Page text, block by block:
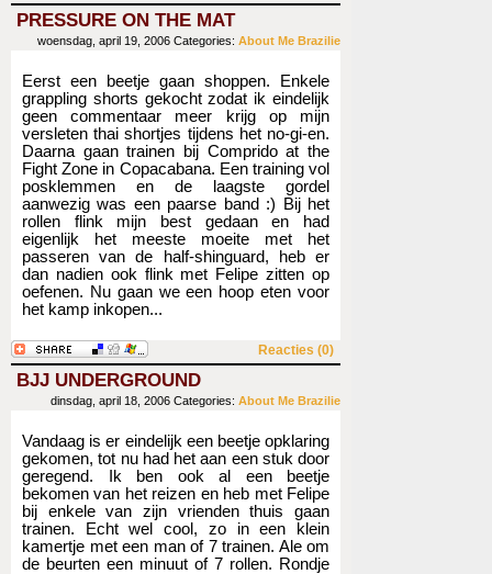
PRESSURE ON THE MAT
woensdag, april 19, 2006 Categories: About Me Brazilie
Eerst een beetje gaan shoppen. Enkele
grappling shorts gekocht zodat ik eindelijk
geen commentaar meer krijg op mijn
versleten thai shortjes tijdens het no-gi-en.
Daarna gaan trainen bij Comprido at the
Fight Zone in Copacabana. Een training vol
posklemmen en de laagste gordel
aanwezig was een paarse band :) Bij het
rollen flink mijn best gedaan en had
eigenlijk het meeste moeite met het
passeren van de half-shinguard, heb er
dan nadien ook flink met Felipe zitten op
oefenen. Nu gaan we een hoop eten voor
het kamp inkopen...
Reacties (0)
BJJ UNDERGROUND
dinsdag, april 18, 2006 Categories: About Me Brazilie
Vandaag is er eindelijk een beetje opklaring
gekomen, tot nu had het aan een stuk door
geregend. Ik ben ook al een beetje
bekomen van het reizen en heb met Felipe
bij enkele van zijn vrienden thuis gaan
trainen. Echt wel cool, zo in een klein
kamertje met een man of 7 trainen. Ale om
de beurten een minuut of 7 rollen. Rondje